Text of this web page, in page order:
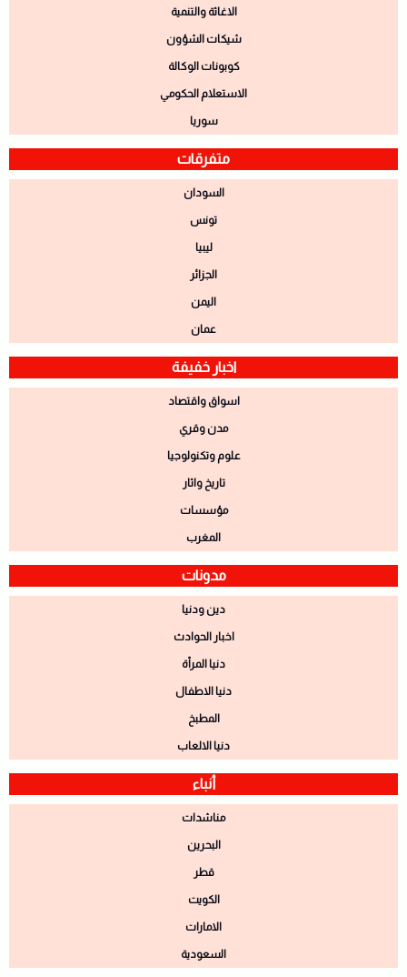
الاغاثة والتنمية
شيكات الشؤون
كوبونات الوكالة
الاستعلام الحكومي
سوريا
متفرقات
السودان
تونس
ليبيا
الجزائر
اليمن
عمان
اخبار خفيفة
اسواق واقتصاد
مدن وقري
علوم وتكنولوجيا
تاريخ واثار
مؤسسات
المغرب
مدونات
دين ودنيا
اخبار الحوادث
دنيا المرأة
دنيا الاطفال
المطبخ
دنيا الالعاب
أنباء
مناشدات
البحرين
قطر
الكويت
الامارات
السعودية